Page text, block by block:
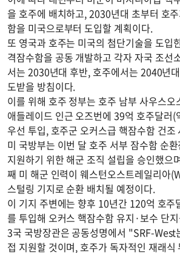
을 호주에 배치하고, 2030년대 초부터 호
함을 미국으로부터 도입할 계획이다.
또 영국과 호주는 미국의 첨단기술을 도입
격잠수함을 공동 개발하고 각자 자국 조선
서는 2030년대 후반, 호주에서는 2040년
도받을 방침이다.
이를 위해 호주 정부는 호주 남부 사우스오
애들레이드 인근 오즈번에 39억 호주달러
우선 투입, 호주군 오커스급 핵잠수함 건조
미 국방부는 이번 달 호주 서부 잠수함 순
지원하기 위한 해군 조직 설립을 승인했으
째 미 해군 인력이 웨스턴오스트레일리아
스털링 기지로 순환 배치될 예정이다.
이 기지 주변에는 향후 10년간 120억 호
를 투입해 오커스 핵잠수함 유지·보수 단
3국 국방장관은 공동성명에서 "SRF-West
접 지원할 것이며, 호주가 독자적인 재래식